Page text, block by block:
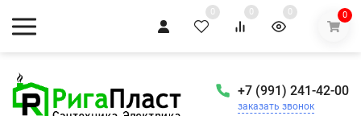
0 0 0 0
+7 (991) 241-42-00
заказать звонок